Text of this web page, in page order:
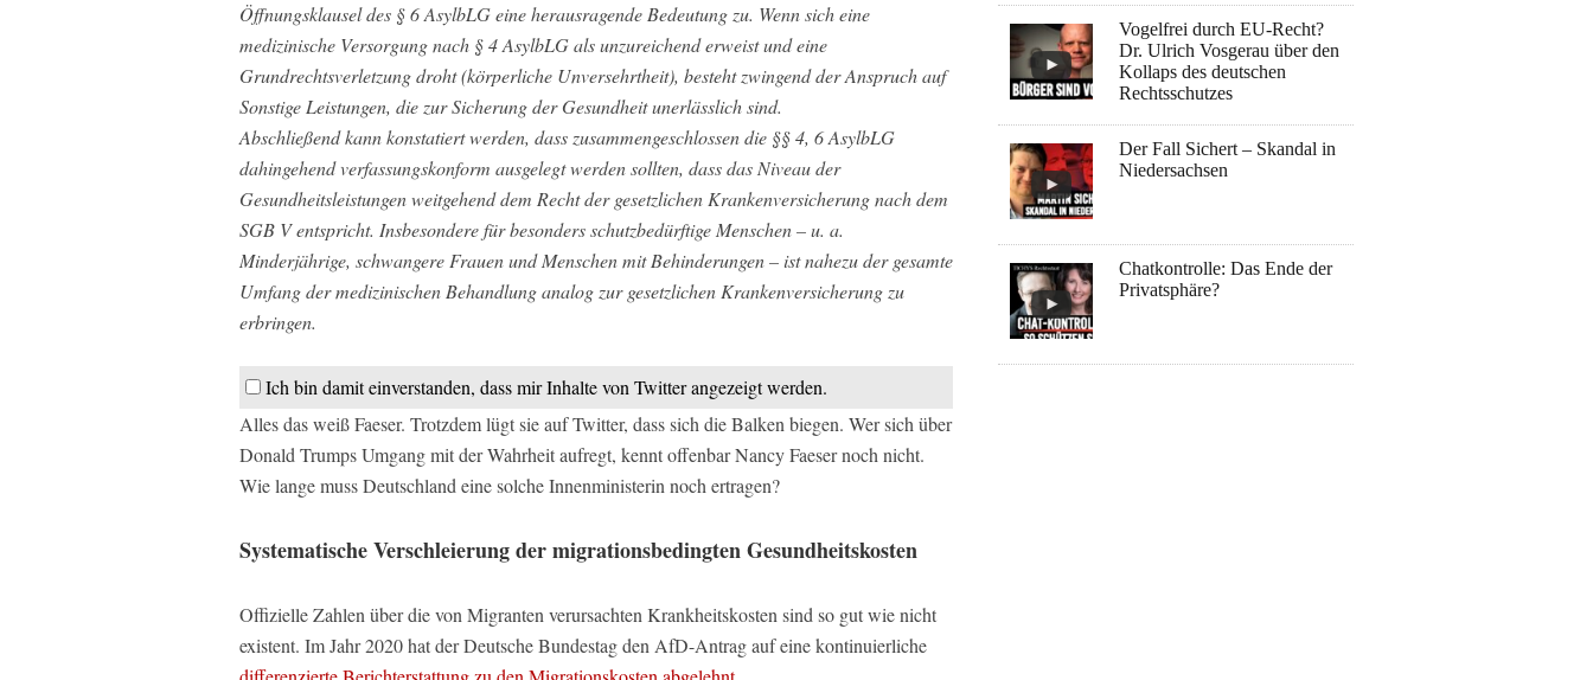
Öffnungsklausel des § 6 AsylbLG eine herausragende Bedeutung zu. Wenn sich eine
medizinische Versorgung nach § 4 AsylbLG als unzureichend erweist und eine
Grundrechtsverletzung droht (körperliche Unversehrtheit), besteht zwingend der Anspruch auf
Sonstige Leistungen, die zur Sicherung der Gesundheit unerlässlich sind.
Abschließend kann konstatiert werden, dass zusammengeschlossen die §§ 4, 6 AsylbLG
dahingehend verfassungskonform ausgelegt werden sollten, dass das Niveau der
Gesundheitsleistungen weitgehend dem Recht der gesetzlichen Krankenversicherung nach dem
SGB V entspricht. Insbesondere für besonders schutzbedürftige Menschen – u. a.
Minderjährige, schwangere Frauen und Menschen mit Behinderungen – ist nahezu der gesamte
Umfang der medizinischen Behandlung analog zur gesetzlichen Krankenversicherung zu
erbringen.
Ich bin damit einverstanden, dass mir Inhalte von Twitter angezeigt werden.
Alles das weiß Faeser. Trotzdem lügt sie auf Twitter, dass sich die Balken biegen. Wer sich über
Donald Trumps Umgang mit der Wahrheit aufregt, kennt offenbar Nancy Faeser noch nicht.
Wie lange muss Deutschland eine solche Innenministerin noch ertragen?
Systematische Verschleierung der migrationsbedingten Gesundheitskosten
Offizielle Zahlen über die von Migranten verursachten Krankheitskosten sind so gut wie nicht
existent. Im Jahr 2020 hat der Deutsche Bundestag den AfD-Antrag auf eine kontinuierliche
Vogelfrei durch EU-Recht?
Dr. Ulrich Vosgerau über den
Kollaps des deutschen
Rechtsschutzes
Der Fall Sichert – Skandal in
Niedersachsen
Chatkontrolle: Das Ende der
Privatsphäre?